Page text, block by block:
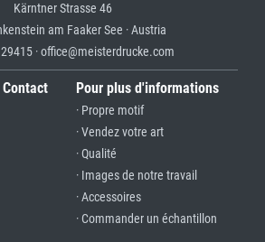
Kärntner Strasse 46
am Faaker See · Austria
· office@meisterdrucke.com
Pour plus d'informations
· Propre motif
· Vendez votre art
· Qualité
· Images de notre travail
· Accessoires
· Commander un échantillon